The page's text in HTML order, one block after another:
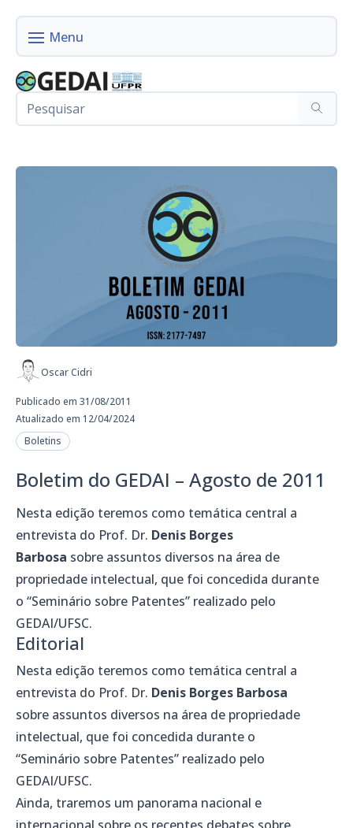
Oscar Cidri
Publicado em 31/08/2011
Atualizado em 12/04/2024
Boletins
Boletim do GEDAI – Agosto de 2011
Nesta edição teremos como temática central a
entrevista do Prof. Dr. Denis Borges
Barbosa sobre assuntos diversos na área de
propriedade intelectual, que foi concedida durante
o “Seminário sobre Patentes” realizado pelo
GEDAI/UFSC.
Editorial
Nesta edição teremos como temática central a
entrevista do Prof. Dr. Denis Borges Barbosa
sobre assuntos diversos na área de propriedade
intelectual, que foi concedida durante o
“Seminário sobre Patentes” realizado pelo
GEDAI/UFSC.
Ainda, traremos um panorama nacional e